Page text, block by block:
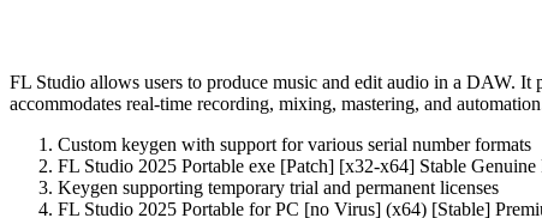
FL Studio allows users to produce music and edit audio in a DAW.
accommodates real-time recording, mixing, mastering, and
Custom keygen with support for various serial number formats
FL Studio 2025 Portable exe [Patch] [x32-x64] Stable Genuine
Keygen supporting temporary trial and permanent licenses
FL Studio 2025 Portable for PC [no Virus] (x64) [Stable]